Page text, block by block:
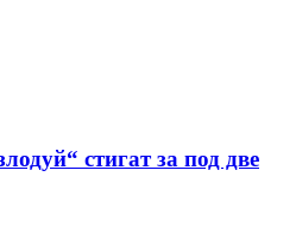
стигат за под две